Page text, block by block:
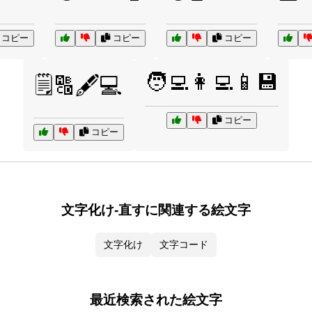
ピー コピー コピー
🗒️🔠🖋️💻
コピー
🧑‍💻👩‍💻📱💾
コピー
文字化け-直すに関連する絵文字
文字化け 文字コード
最近検索された絵文字